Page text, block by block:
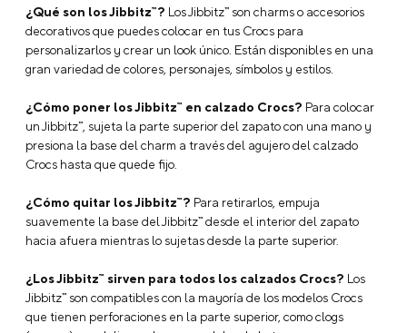
Jibbitz Pez Tropical Gema Multicolor Crocs
Marca: Jibbitz
Tipo:Charms
Modelo: Jibbitz pes tropical Gema
Tamaño Charm: Regular
Descripción